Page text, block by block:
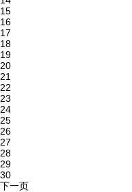
15
16
17
18
19
20
21
22
23
24
25
26
27
28
29
30
下一页